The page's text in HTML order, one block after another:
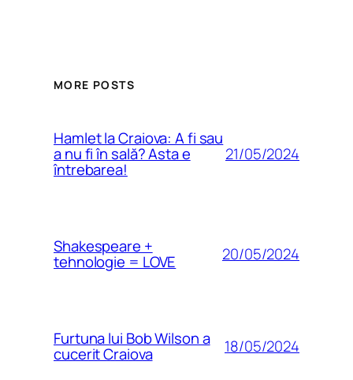
MORE POSTS
Hamlet la Craiova: A fi sau
a nu fi în sală? Asta e
întrebarea!
21/05/2024
Shakespeare +
tehnologie = LOVE 20/05/2024
Furtuna lui Bob Wilson a
cucerit Craiova 18/05/2024